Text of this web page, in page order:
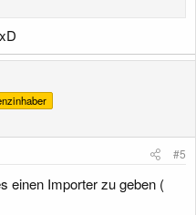
#5
einen Importer zu geben (